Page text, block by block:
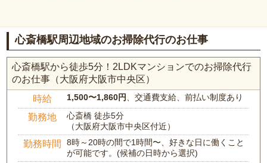
心斎橋駅周辺地域のお掃除代行のお仕事
心斎橋駅から徒歩5分！2LDKマンションでのお掃除代行
のお仕事（大阪府大阪市中央区）
時給 1,500〜1,860円、交通費支給、前払い制度あり
勤務地
心斎橋 徒歩5分
（大阪府大阪市中央区付近）
勤務時間
8時～20時の間で1時間〜、好きな日に働くこと
が可能です。(候補の日時から選択)